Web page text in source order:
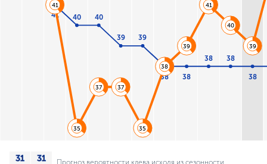
41 40 40
39 39
38 38
38 38
38
41
35
37 37
35
38
39
41
40
39